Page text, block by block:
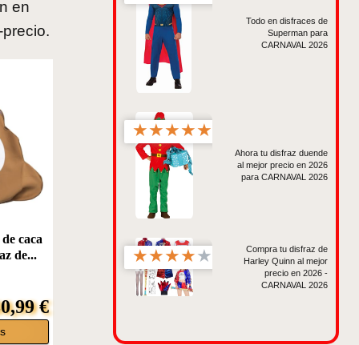
en
caca
de...
€
Todo en disfraces de
Superman para
CARNAVAL 2026
★★★★★
Ahora tu disfraz duende
al mejor precio en 2026
para CARNAVAL 2026
★★★★★
Compra tu disfraz de
Harley Quinn al mejor
precio en 2026 -
CARNAVAL 2026